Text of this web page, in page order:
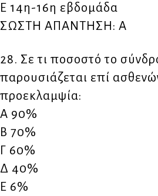
Ε 14η-16η εβδομάδα
ΣΩΣΤΗ ΑΠΑΝΤΗΣΗ: Α
28. Σε τι ποσοστό το
παρουσιάζεται επί
προεκλαμψία:
Α 90%
Β 70%
Γ 60%
Δ 40%
Ε 6%